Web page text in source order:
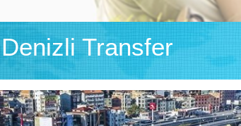
Denizli Transfer